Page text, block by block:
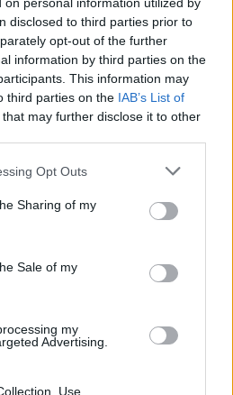
disclosed to third parties prior to
opt-out of the further
information by third parties on the
This information may
third parties on the IAB’s List of
that may further disclose it to other
app uses one or more Google
behaviour. You may click to
and its third-party tags to
purposes in below Google
Opt Outs
Sharing of my
Sale of my
my
Advertising.
Use,
reflexos
de
desde
de que
melhor do
A ideia é
poderosa
pela